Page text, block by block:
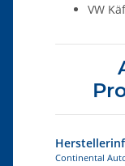
VW
Continental